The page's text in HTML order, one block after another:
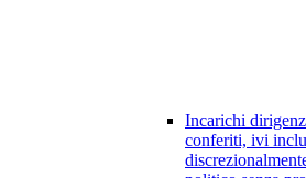
Incarichi
conferiti, ivi